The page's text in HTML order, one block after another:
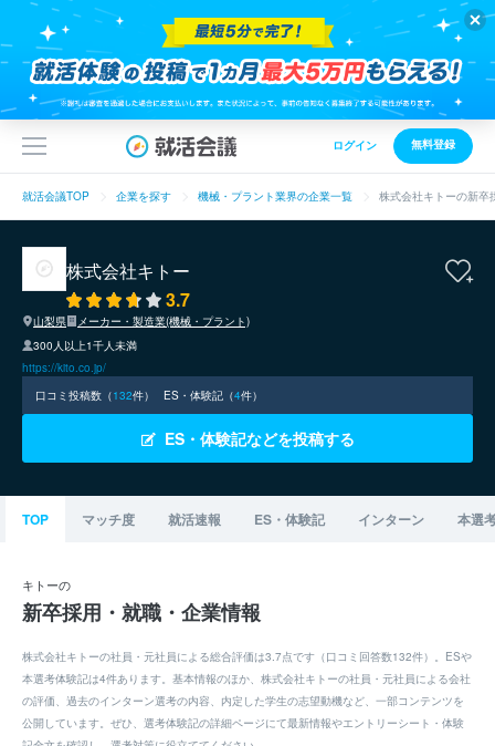
ログイン 無料登録
就活会議TOP 企業を探す 機械・プラント業界の企業一覧 株式会社キトーの新卒
株式会社キトー
3.7
山梨県
メーカー・製造業(機械・プラント)
300人以上1千人未満
https://kito.co.jp/
口コミ投稿数（132件） ES・体験記（4件）
ES・体験記などを投稿する
TOP マッチ度 就活速報 ES・体験記 インターン 本選
キトーの
新卒採用・就職・企業情報
株式会社キトーの社員・元社員による総合評価は3.7点です（口コミ回答数132件）。ESや
本選考体験記は4件あります。基本情報のほか、株式会社キトーの社員・元社員による会社
の評価、過去のインターン選考の内容、内定した学生の志望動機など、一部コンテンツを
公開しています。ぜひ、選考体験記の詳細ページにて最新情報やエントリーシート・体験